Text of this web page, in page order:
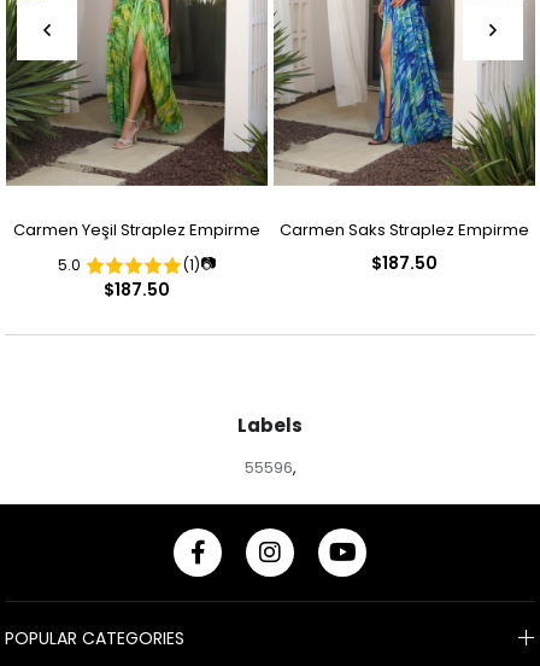
Carmen Yeşil Straplez Empirme
Abiye Elbise
5.0 (1)📷
$187.50
Carmen Saks Straplez Empirme
$187.50
Labels
55596,
POPULAR CATEGORIES